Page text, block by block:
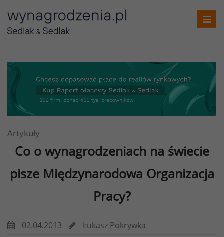
Artykuły
Co o wynagrodzeniach na świecie
pisze Międzynarodowa Organizacja
Pracy?
02.04.2013 Łukasz Pokrywka